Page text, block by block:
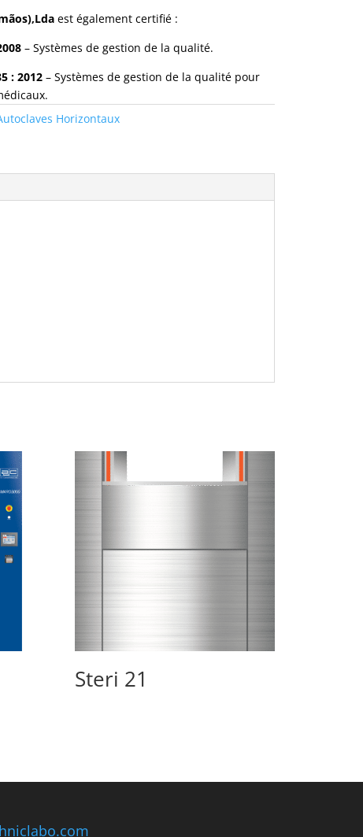
est également certifié :
– Systèmes de gestion de la qualité.
: 2012 – Systèmes de gestion de la qualité pour
Horizontaux
Steri 21